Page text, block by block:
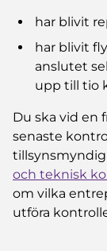
har blivit
har blivit
anslutet
upp till tio
Du ska vid en
senaste
och teknisk
om vilka
utföra